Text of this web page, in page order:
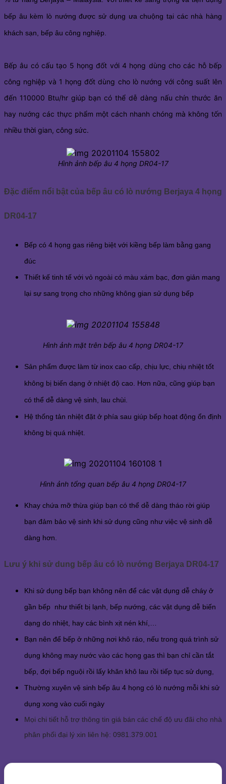
bếp âu kèm lò nướng được sử dụng ưa chuộng tại các nhà hàng
khách sạn, bếp âu công nghiệp.
Bếp âu có cấu tạo 5 họng đốt với 4 họng dùng cho các hỗ bếp
công nghiệp và 1 họng đốt dùng cho lò nướng với công suất lên
đến 110000 Btu/hr giúp bạn có thể dễ dàng nấu chín thước ăn
hay nướng các thực phẩm một cách nhanh chóng mà không tốn
nhiều thời gian, công sức.
Hình ảnh bếp âu 4 họng DR04-17
Đặc điểm nổi bật của bếp âu có lò nướng Berjaya 4 họng
DR04-17
Bếp có 4 họng gas riêng biệt với kiềng bếp làm bằng gang
đúc
Thiết kế tinh tế với vỏ ngoài có màu xám bạc, đơn giản mang
lại sự sang trọng cho những không gian sử dụng bếp
Hình ảnh mặt trên bếp âu 4 họng DR04-17
Sản phẩm được làm từ inox cao cấp, chịu lực, chiụ nhiệt tốt
không bị biến dạng ở nhiệt độ cao. Hơn nữa, cũng giúp bạn
có thể dễ dàng vệ sinh, lau chùi.
Hệ thống tản nhiệt đặt ở phía sau giúp bếp hoạt động ổn định
không bị quá nhiệt.
Hình ảnh tổng quan bếp âu 4 họng DR04-17
Khay chứa mỡ thừa giúp bạn có thể dễ dàng tháo rời giúp
bạn đảm bảo vệ sinh khi sử dụng cũng như việc vệ sinh dễ
dàng hơn.
Lưu ý khi sử dung bếp âu có lò nướng Berjaya DR04-17
Khi sử dụng bếp bạn không nên để các vật dụng dễ cháy ở
gần bếp như thiết bị lạnh, bếp nướng, các vật dụng dễ biến
dạng do nhiệt, hay các bình xịt nén khí,…
Bạn nên để bếp ở những nơi khô ráo, nếu trong quá trình sử
dụng không may nước vào các họng gas thì bạn chỉ cần tắt
bếp, đợi bếp nguội rồi lấy khăn khô lau rồi tiếp tục sử dụng,
Thường xuyên vệ sinh bếp âu 4 họng có lò nướng mỗi khi sử
dụng xong vào cuối ngày
Mọi chi tiết hỗ trợ thông tin giá bán các chế độ ưu đãi cho nhà
phân phối đại lý xin liên hệ: 0981.379.001